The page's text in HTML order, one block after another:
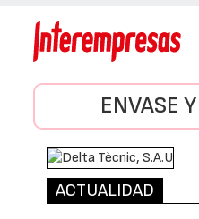
ENVASE
ACTUALIDAD